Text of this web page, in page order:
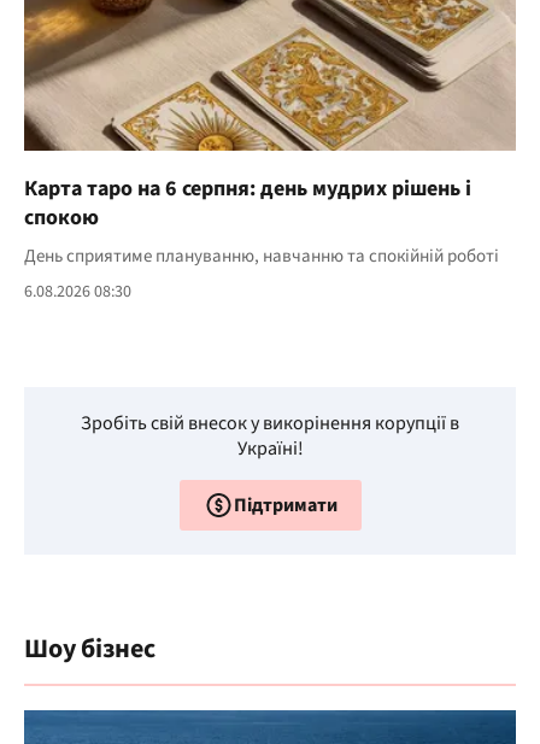
Карта таро на 6 серпня: день мудрих рішень і
спокою
День сприятиме плануванню, навчанню та спокійній роботі
6.08.2026 08:30
Зробіть свій внесок у викорінення корупції в
Україні!
Підтримати
Шоу бізнес